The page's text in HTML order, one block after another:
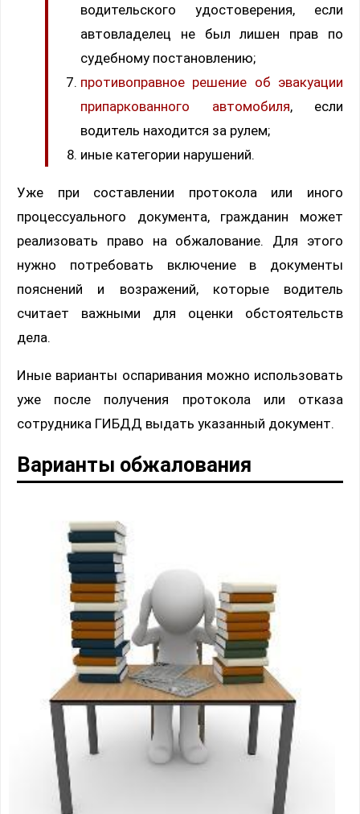
водительского удостоверения, если
автовладелец не был лишен прав по
судебному постановлению;
противоправное решение об эвакуации
припаркованного автомобиля, если
водитель находится за рулем;
иные категории нарушений.
Уже при составлении протокола или иного
процессуального документа, гражданин может
реализовать право на обжалование. Для этого
нужно потребовать включение в документы
пояснений и возражений, которые водитель
считает важными для оценки обстоятельств
дела.
Иные варианты оспаривания можно использовать
уже после получения протокола или отказа
сотрудника ГИБДД выдать указанный документ.
Варианты обжалования